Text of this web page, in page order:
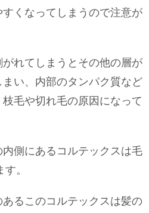
くなってしまうので注意が
れてしまうとその他の層が
い、内部のタンパク質など
毛や切れ毛の原因になって
側にあるコルテックスは毛
。
るこのコルテックスは髪の